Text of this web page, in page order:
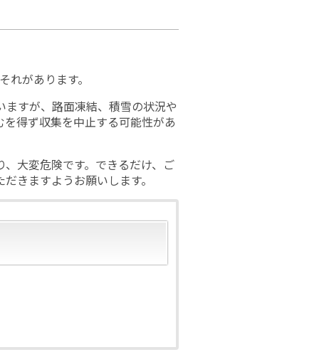
があります。
すが、路面凍結、積雪の状況や
得ず収集を中止する可能性があ
大変危険です。できるだけ、ご
きますようお願いします。